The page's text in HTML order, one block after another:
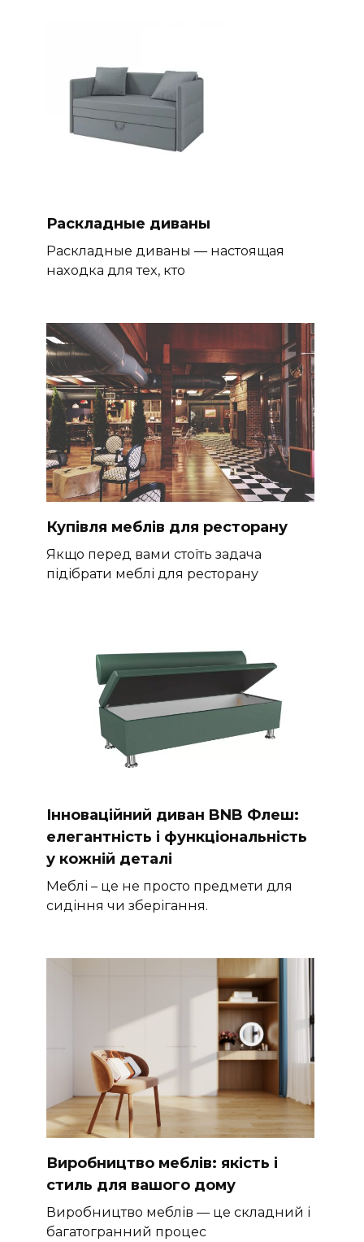
Раскладные диваны
Раскладные диваны — настоящая
находка для тех, кто
Купівля меблів для ресторану
Якщо перед вами стоїть задача
підібрати меблі для ресторану
Інноваційний диван BNB Флеш:
елегантність і функціональність
у кожній деталі
Меблі – це не просто предмети для
сидіння чи зберігання.
Виробництво меблів: якість і
стиль для вашого дому
Виробництво меблів — це складний і
багатогранний процес